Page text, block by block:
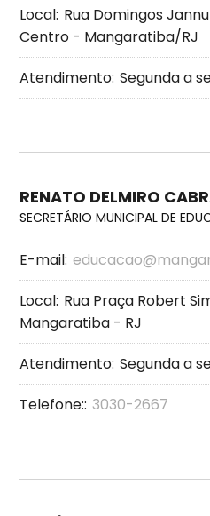
Local: Rua Domingos
Centro - Mangaratiba/RJ
Atendimento: Segunda a
RENATO DELMIRO
SECRETÁRIO MUNICIPAL DE
E-mail:
Local: Rua Praça Robert
Mangaratiba - RJ
Atendimento: Segunda a
Telefone:: 3030-2667